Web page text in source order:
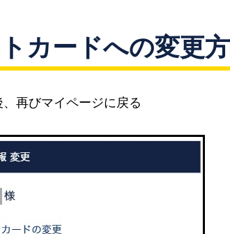
カードへの変更
再びマイページに戻る